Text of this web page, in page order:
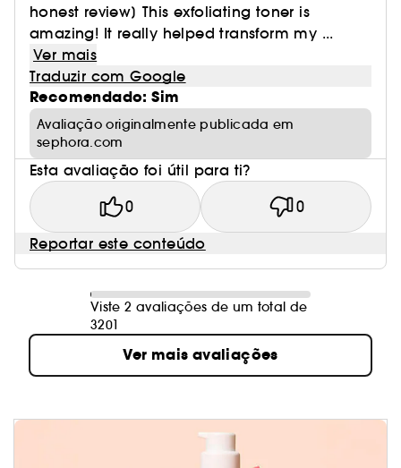
honest review] This exfoliating toner is
amazing! It really helped transform my ...
Ver mais
Traduzir com Google
Recomendado: Sim
Avaliação originalmente publicada em
sephora.com
Esta avaliação foi útil para ti?
0 0
Reportar este conteúdo
Viste 2 avaliações de um total de
3201
Ver mais avaliações